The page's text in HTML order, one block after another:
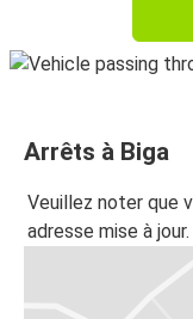
Arrêts à Biga
Veuillez noter que
adresse mise à jour.